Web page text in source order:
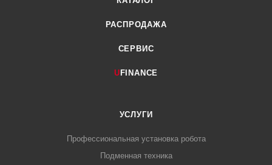
РАСПРОДАЖА
СЕРВИС
U FINANCE
УСЛУГИ
Профессиональная установка робота
Подменная техника